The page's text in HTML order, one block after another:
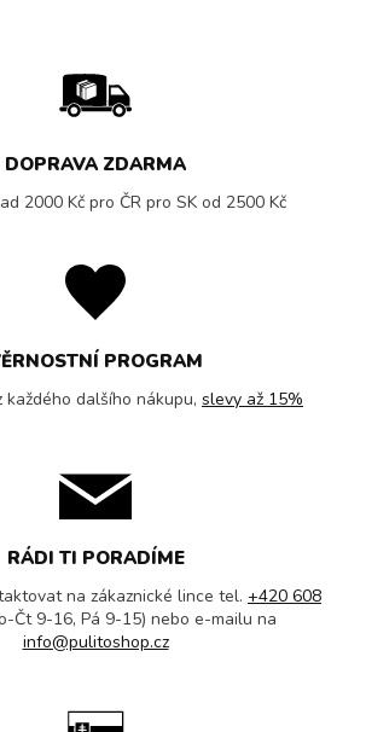
DOPRAVA ZDARMA
2000 Kč pro ČR pro SK od 2500 Kč
PROGRAM
každého dalšího nákupu, slevy až 15%
RÁDI TI PORADÍME
na zákaznické lince tel. +420 608
Čt 9-16, Pá 9-15) nebo e-mailu na
info@pulitoshop.cz